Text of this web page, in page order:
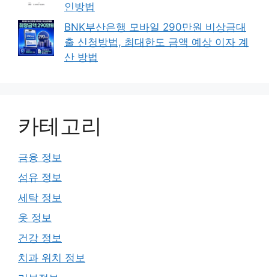
인방법
BNK부산은행 모바일 290만원 비상금대
출 신청방법, 최대한도 금액 예상 이자 계
산 방법
카테고리
금융 정보
섬유 정보
세탁 정보
옷 정보
건강 정보
치과 위치 정보